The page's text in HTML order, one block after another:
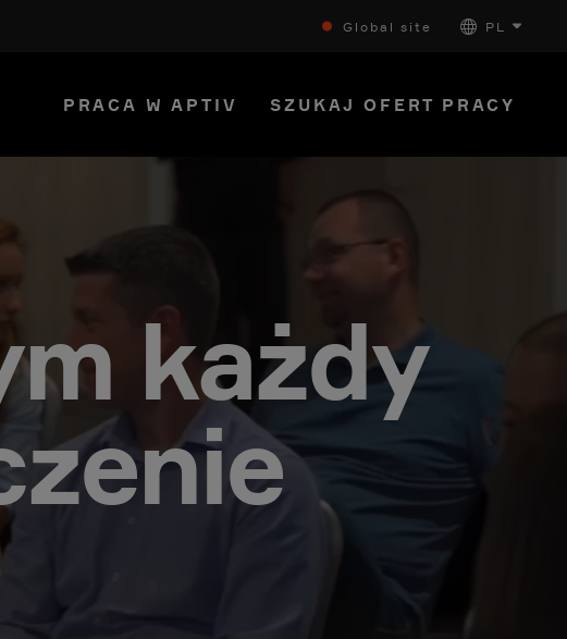
Global site PL
PRACA W APTIV SZUKAJ OFERT PRACY
każdy